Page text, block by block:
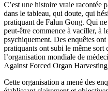
C’est une histoire vraie racontée
dans le tableau, qui doute, qui
pratiquant de Falun Gong. Qui
peut-être commence à vaciller, à
psychiquement. Des enquêtes
pratiquants ont subi le même
l’organisation mondiale de
Against Forced Organ
Cette organisation a mené des